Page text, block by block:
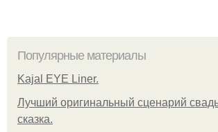
Популярные материалы
Kajal EYE Liner.
Лучший оригинальный сценарий
сказка.